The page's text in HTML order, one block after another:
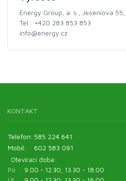
Energy Group, a. s., Jeseniova
Tel.: +420 283 853 853
info@energy.cz
KONTAKT
Telefon: 585 224 641
Mobil:
602 583 091
Otevírací doba:
Po
9.00 - 12.30, 13.30 - 18.00